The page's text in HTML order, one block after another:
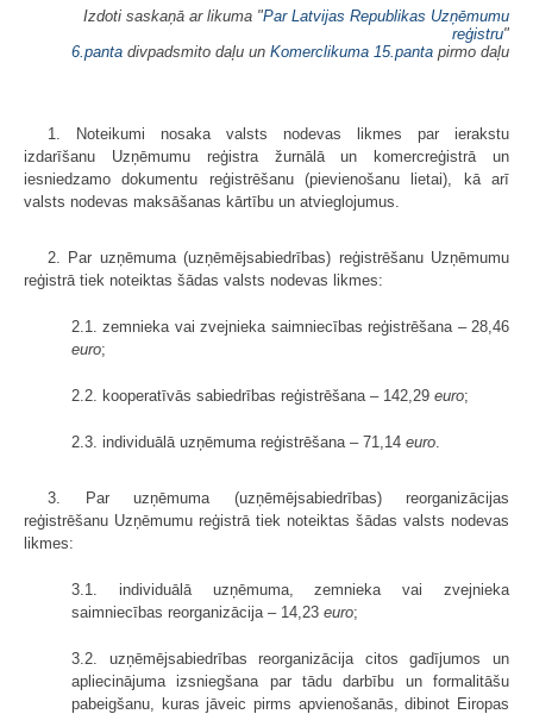
Izdoti saskaņā ar likuma "Par Latvijas Republikas Uzņēmumu
reģistru"
6.panta divpadsmito daļu un Komerclikuma 15.panta pirmo daļu
1. Noteikumi nosaka valsts nodevas likmes par ierakstu
izdarīšanu Uzņēmumu reģistra žurnālā un komercreģistrā un
iesniedzamo dokumentu reģistrēšanu (pievienošanu lietai), kā arī
valsts nodevas maksāšanas kārtību un atvieglojumus.
2. Par uzņēmuma (uzņēmējsabiedrības) reģistrēšanu Uzņēmumu
reģistrā tiek noteiktas šādas valsts nodevas likmes:
2.1. zemnieka vai zvejnieka saimniecības reģistrēšana – 28,46
euro;
2.2. kooperatīvās sabiedrības reģistrēšana – 142,29 euro;
2.3. individuālā uzņēmuma reģistrēšana – 71,14 euro
3. Par uzņēmuma (uzņēmējsabiedrības) reorganizācijas
reģistrēšanu Uzņēmumu reģistrā tiek noteiktas šādas valsts nodevas
likmes:
3.1. individuālā uzņēmuma, zemnieka vai zvejnieka
saimniecības reorganizācija – 14,23 euro;
3.2. uzņēmējsabiedrības reorganizācija citos gadījumos un
apliecinājuma izsniegšana par tādu darbību un formalitāšu
pabeigšanu, kuras jāveic pirms apvienošanās, dibinot Eiropas